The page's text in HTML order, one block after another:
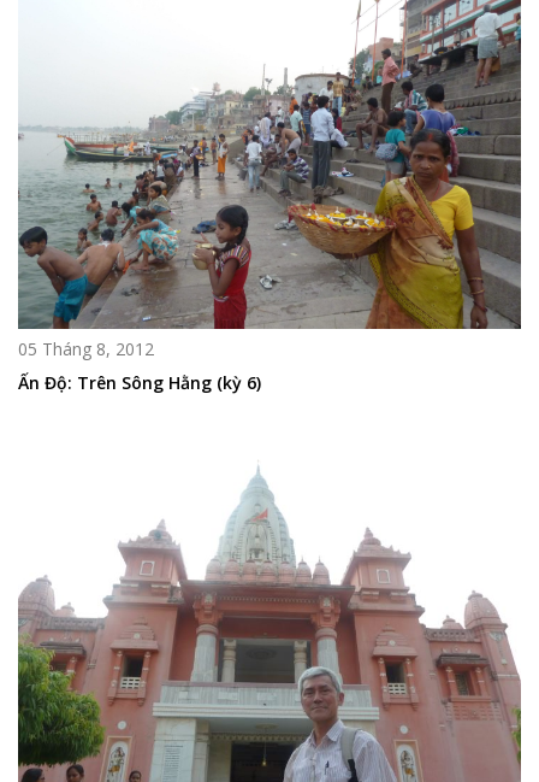
05 Tháng 8, 2012
Ấn Độ: Trên Sông Hằng (kỳ 6)